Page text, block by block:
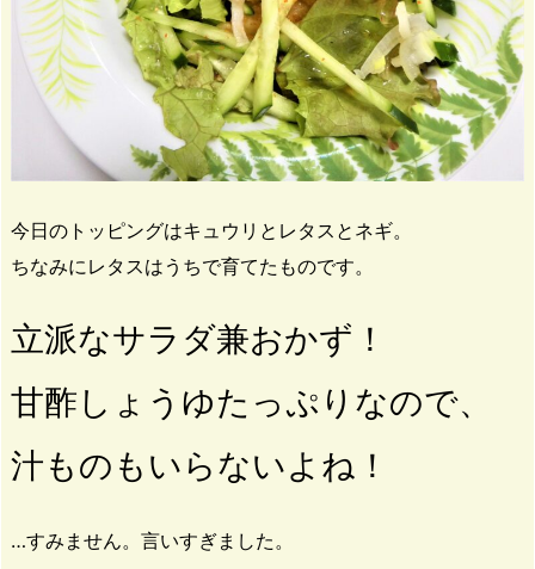
今日のトッピングはキュウリとレタスとネギ。
ちなみにレタスはうちで育てたものです。
立派なサラダ兼おかず！
甘酢しょうゆたっぷりなので、
汁ものもいらないよね！
…すみません。言いすぎました。